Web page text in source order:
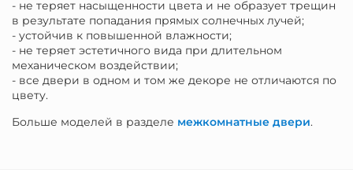
- не теряет насыщенности цвета и не образует трещин
в результате попадания прямых солнечных лучей;
- устойчив к повышенной влажности;
- не теряет эстетичного вида при длительном
механическом воздействии;
- все двери в одном и том же декоре не отличаются по
цвету.
Больше моделей в разделе межкомнатные двери.